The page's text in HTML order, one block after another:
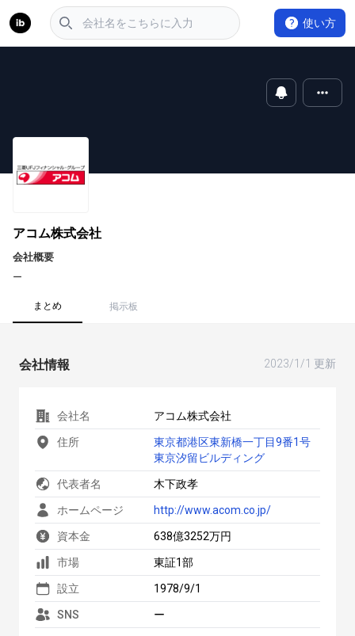
使い方
アコム株式会社
会社概要
ー
まとめ 掲示板
会社情報 2023/1/1 更新
会社名 アコム株式会社
住所
東京都港区東新橋一丁目9番1号
東京汐留ビルディング
代表者名 木下政孝
ホームページ http://www.acom.co.jp/
資本金 638億3252万円
市場 東証1部
設立 1978/9/1
SNS ー